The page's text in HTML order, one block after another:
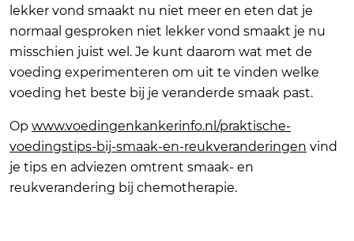
lekker vond smaakt nu niet meer en eten dat je
normaal gesproken niet lekker vond smaakt je nu
misschien juist wel. Je kunt daarom wat met de
voeding experimenteren om uit te vinden welke
voeding het beste bij je veranderde smaak past.
Op www.voedingenkankerinfo.nl/praktische-
voedingstips-bij-smaak-en-reukveranderingen vind
je tips en adviezen omtrent smaak- en
reukverandering bij chemotherapie.